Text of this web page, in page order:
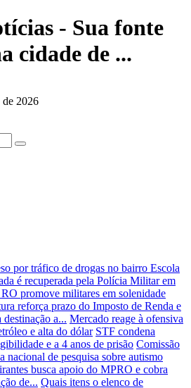
- Sua fonte
cidade de ...
2026
por tráfico de drogas no bairro Escola
é recuperada pela Polícia Militar em
promove militares em solenidade
reforça prazo do Imposto de Renda e
a... Mercado reage à ofensiva
e alta do dólar STF condena
e a 4 anos de prisão Comissão
nacional de pesquisa sobre autismo
busca apoio do MPRO e cobra
de... Quais itens o elenco de